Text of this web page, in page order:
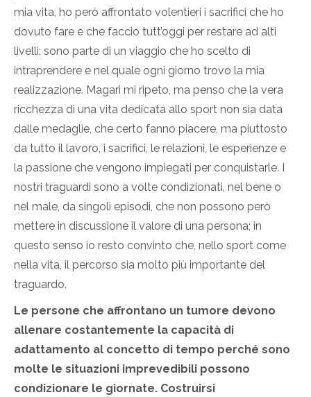
mia vita, ho però affrontato volentieri i sacrifici che ho
dovuto fare e che faccio tutt’oggi per restare ad alti
livelli: sono parte di un viaggio che ho scelto di
intraprendere e nel quale ogni giorno trovo la mia
realizzazione. Magari mi ripeto, ma penso che la vera
ricchezza di una vita dedicata allo sport non sia data
dalle medaglie, che certo fanno piacere, ma piuttosto
da tutto il lavoro, i sacrifici, le relazioni, le esperienze e
la passione che vengono impiegati per conquistarle. I
nostri traguardi sono a volte condizionati, nel bene o
nel male, da singoli episodi, che non possono però
mettere in discussione il valore di una persona; in
questo senso io resto convinto che, nello sport come
nella vita, il percorso sia molto più importante del
traguardo.
Le persone che affrontano un tumore devono
allenare costantemente la capacità di
adattamento al concetto di tempo perché sono
molte le situazioni imprevedibili possono
condizionare le giornate. Costruirsi